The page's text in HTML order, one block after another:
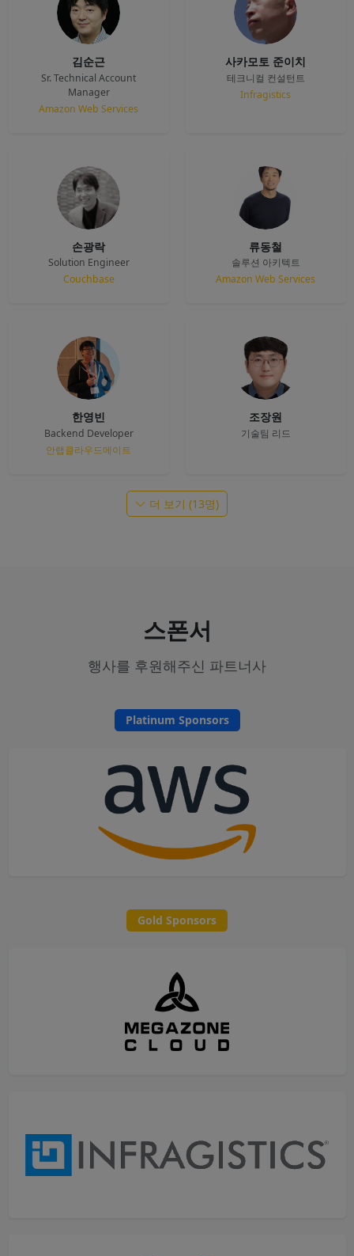
김순근
Sr. Technical Account
Manager
Amazon Web Services
사카모토 준이치
테크니컬 컨설턴트
Infragistics
손광락
Solution Engineer
Couchbase
류동철
솔루션 아키텍트
Amazon Web Services
한영빈
Backend Developer
안랩클라우드메이트
조장원
기술팀 리드
더 보기 (13명)
스폰서
행사를 후원해주신 파트너사
Platinum Sponsors
Gold Sponsors